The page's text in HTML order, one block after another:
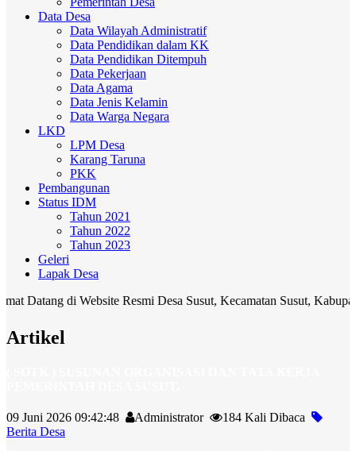
Data Desa
Data Wilayah Administratif
Data Pendidikan dalam KK
Data Pendidikan Ditempuh
Data Pekerjaan
Data Agama
Data Jenis Kelamin
Data Warga Negara
LKD
LPM Desa
Karang Taruna
PKK
Pembangunan
Status IDM
Tahun 2021
Tahun 2022
Tahun 2023
Geleri
Lapak Desa
di Website Resmi Desa Susut, Kecamatan Susut, Kabupaten
Artikel
09 Juni 2026 09:42:48 Administrator
184 Kali Dibaca
Berita Desa